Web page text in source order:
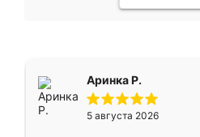
Аринка Р.
5 августа 2026